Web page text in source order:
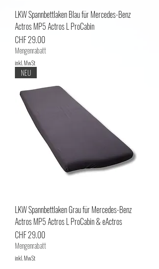
LKW Spannbettlaken Blau für Mercedes-Benz
Actros MP5 Actros L ProCabin
Preis
CHF 29.00
Mengenrabatt
inkl. MwSt
NEU
LKW Spannbettlaken Grau für Mercedes-Benz
Actros MP5 Actros L ProCabin & eActros
Preis
CHF 29.00
Mengenrabatt
inkl. MwSt